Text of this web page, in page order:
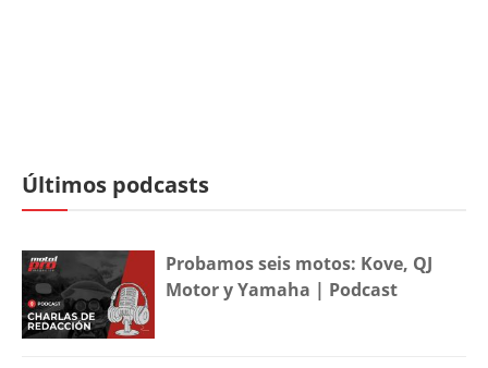
Últimos podcasts
Probamos seis motos: Kove, QJ
Motor y Yamaha | Podcast